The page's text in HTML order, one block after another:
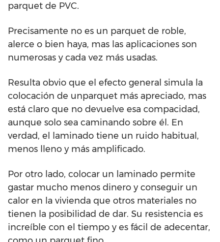
parquet de PVC.
Precisamente no es un parquet de roble,
alerce o bien haya, mas las aplicaciones son
numerosas y cada vez más usadas.
Resulta obvio que el efecto general simula la
colocación de unparquet más apreciado, mas
está claro que no devuelve esa compacidad,
aunque solo sea caminando sobre él. En
verdad, el laminado tiene un ruido habitual,
menos lleno y más amplificado.
Por otro lado, colocar un laminado permite
gastar mucho menos dinero y conseguir un
calor en la vivienda que otros materiales no
tienen la posibilidad de dar. Su resistencia es
increíble con el tiempo y es fácil de adecentar,